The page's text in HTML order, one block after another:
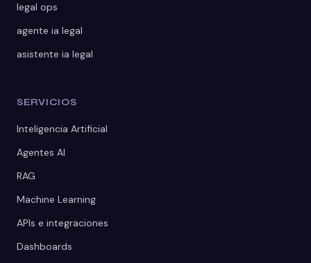
legal ops
agente ia legal
asistente ia legal
SERVICIOS
Inteligencia Artificial
Agentes AI
RAG
Machine Learning
APIs e integraciones
Dashboards